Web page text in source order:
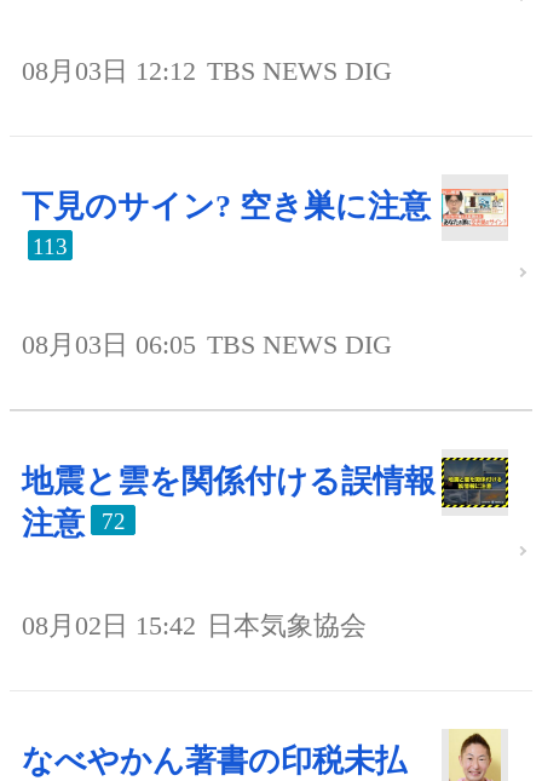
08月03日 12:12 TBS NEWS DIG
下見のサイン? 空き巣に注意
113
08月03日 06:05 TBS NEWS DIG
地震と雲を関係付ける誤情報
注意
72
08月02日 15:42 日本気象協会
なべやかん著書の印税未払